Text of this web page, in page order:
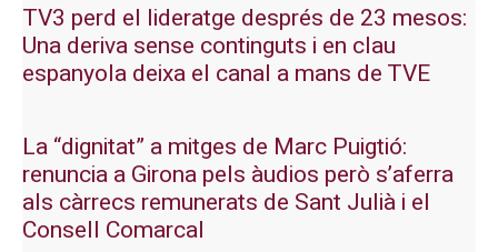
TV3 perd el lideratge després de 23 mesos:
Una deriva sense continguts i en clau
espanyola deixa el canal a mans de TVE
La “dignitat” a mitges de Marc Puigtió:
renuncia a Girona pels àudios però s’aferra
als càrrecs remunerats de Sant Julià i el
Consell Comarcal